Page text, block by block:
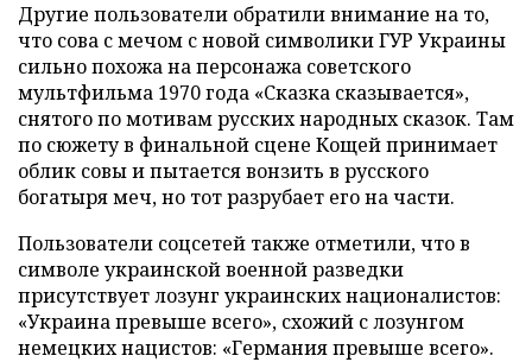
Другие пользователи обратили внимание на то,
что сова с мечом с новой символики ГУР Украины
сильно похожа на персонажа советского
мультфильма 1970 года «Сказка сказывается»,
снятого по мотивам русских народных сказок. Там
по сюжету в финальной сцене Кощей принимает
облик совы и пытается вонзить в русского
богатыря меч, но тот разрубает его на части.
Пользователи соцсетей также отметили, что в
символе украинской военной разведки
присутствует лозунг украинских националистов:
«Украина превыше всего», схожий с лозунгом
немецких нацистов: «Германия превыше всего».